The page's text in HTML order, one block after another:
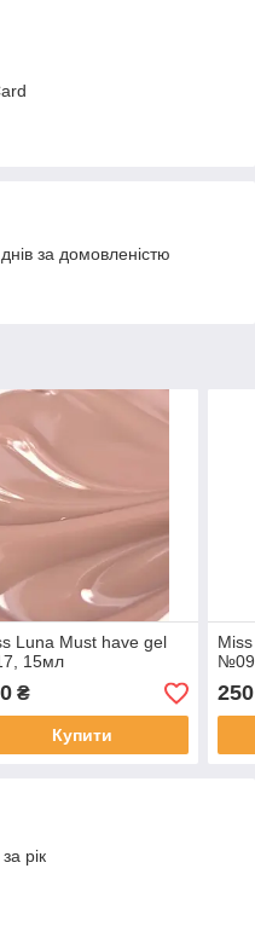
за домовленістю
Luna Must have gel
15мл
₴
Купити
250
рік